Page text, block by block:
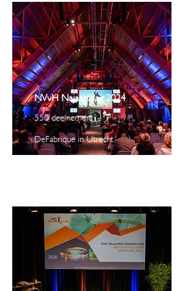
NVvH Najaarsdag 2024
550 deelnemers
DeFabrique in Utrecht